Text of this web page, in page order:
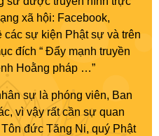
xã hội: Facebook,
các sự kiện Phật sự và trên
đích “ Đẩy mạnh truyền
Hoằng pháp …”
sự là phóng viên, Ban
vì vậy rất cần sự quan
đức Tăng Ni, quý Phật